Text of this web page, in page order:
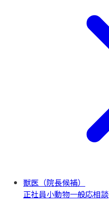
獣医（院長候補）
正社員小動物一般応相談